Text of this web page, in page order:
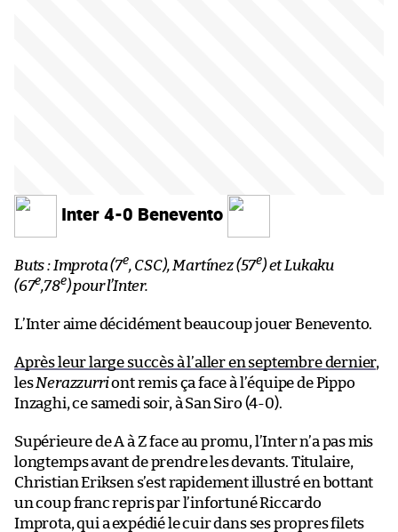
Inter 4-0 Benevento
Buts : Improta (7e, CSC), Martínez (57e) et Lukaku
(67e,78e) pour l’Inter.
L’Inter aime décidément beaucoup jouer Benevento.
Après leur large succès à l’aller en septembre dernier,
lesNerazzurriont remis ça face à l’équipe de Pippo
Inzaghi, ce samedi soir, à San Siro (4-0).
Supérieure de A à Z face au promu, l’Inter n’a pas mis
longtemps avant de prendre les devants. Titulaire,
Christian Eriksen s’est rapidement illustré en bottant
un coup franc repris par l’infortuné Riccardo
Improta, qui a expédié le cuir dans ses propres filets